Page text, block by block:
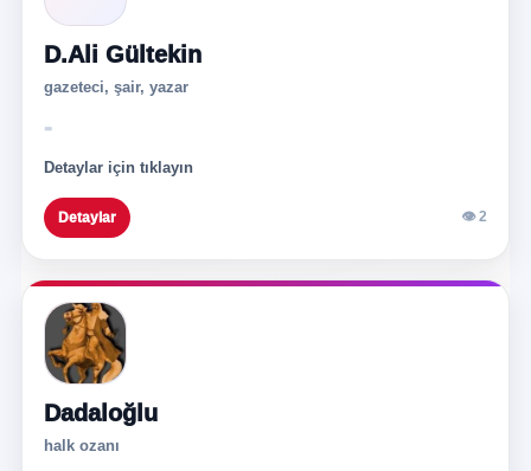
D.Ali Gültekin
gazeteci, şair, yazar
-
Detaylar için tıklayın
Detaylar 👁 2
Dadaloğlu
halk ozanı